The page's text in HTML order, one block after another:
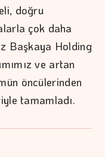
doğru
çok daha
Başkaya Holding
ve artan
öncülerinden
tamamladı.